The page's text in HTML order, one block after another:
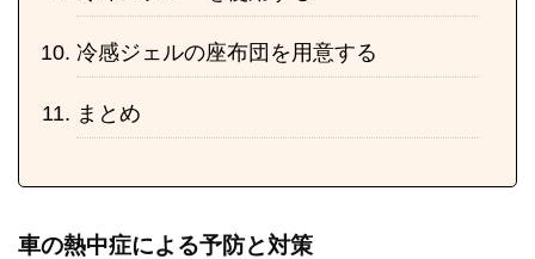
冷感ジェルの座布団を用意する
まとめ
車の熱中症による予防と対策